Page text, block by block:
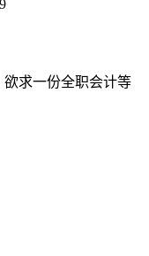
求一份全职会计等